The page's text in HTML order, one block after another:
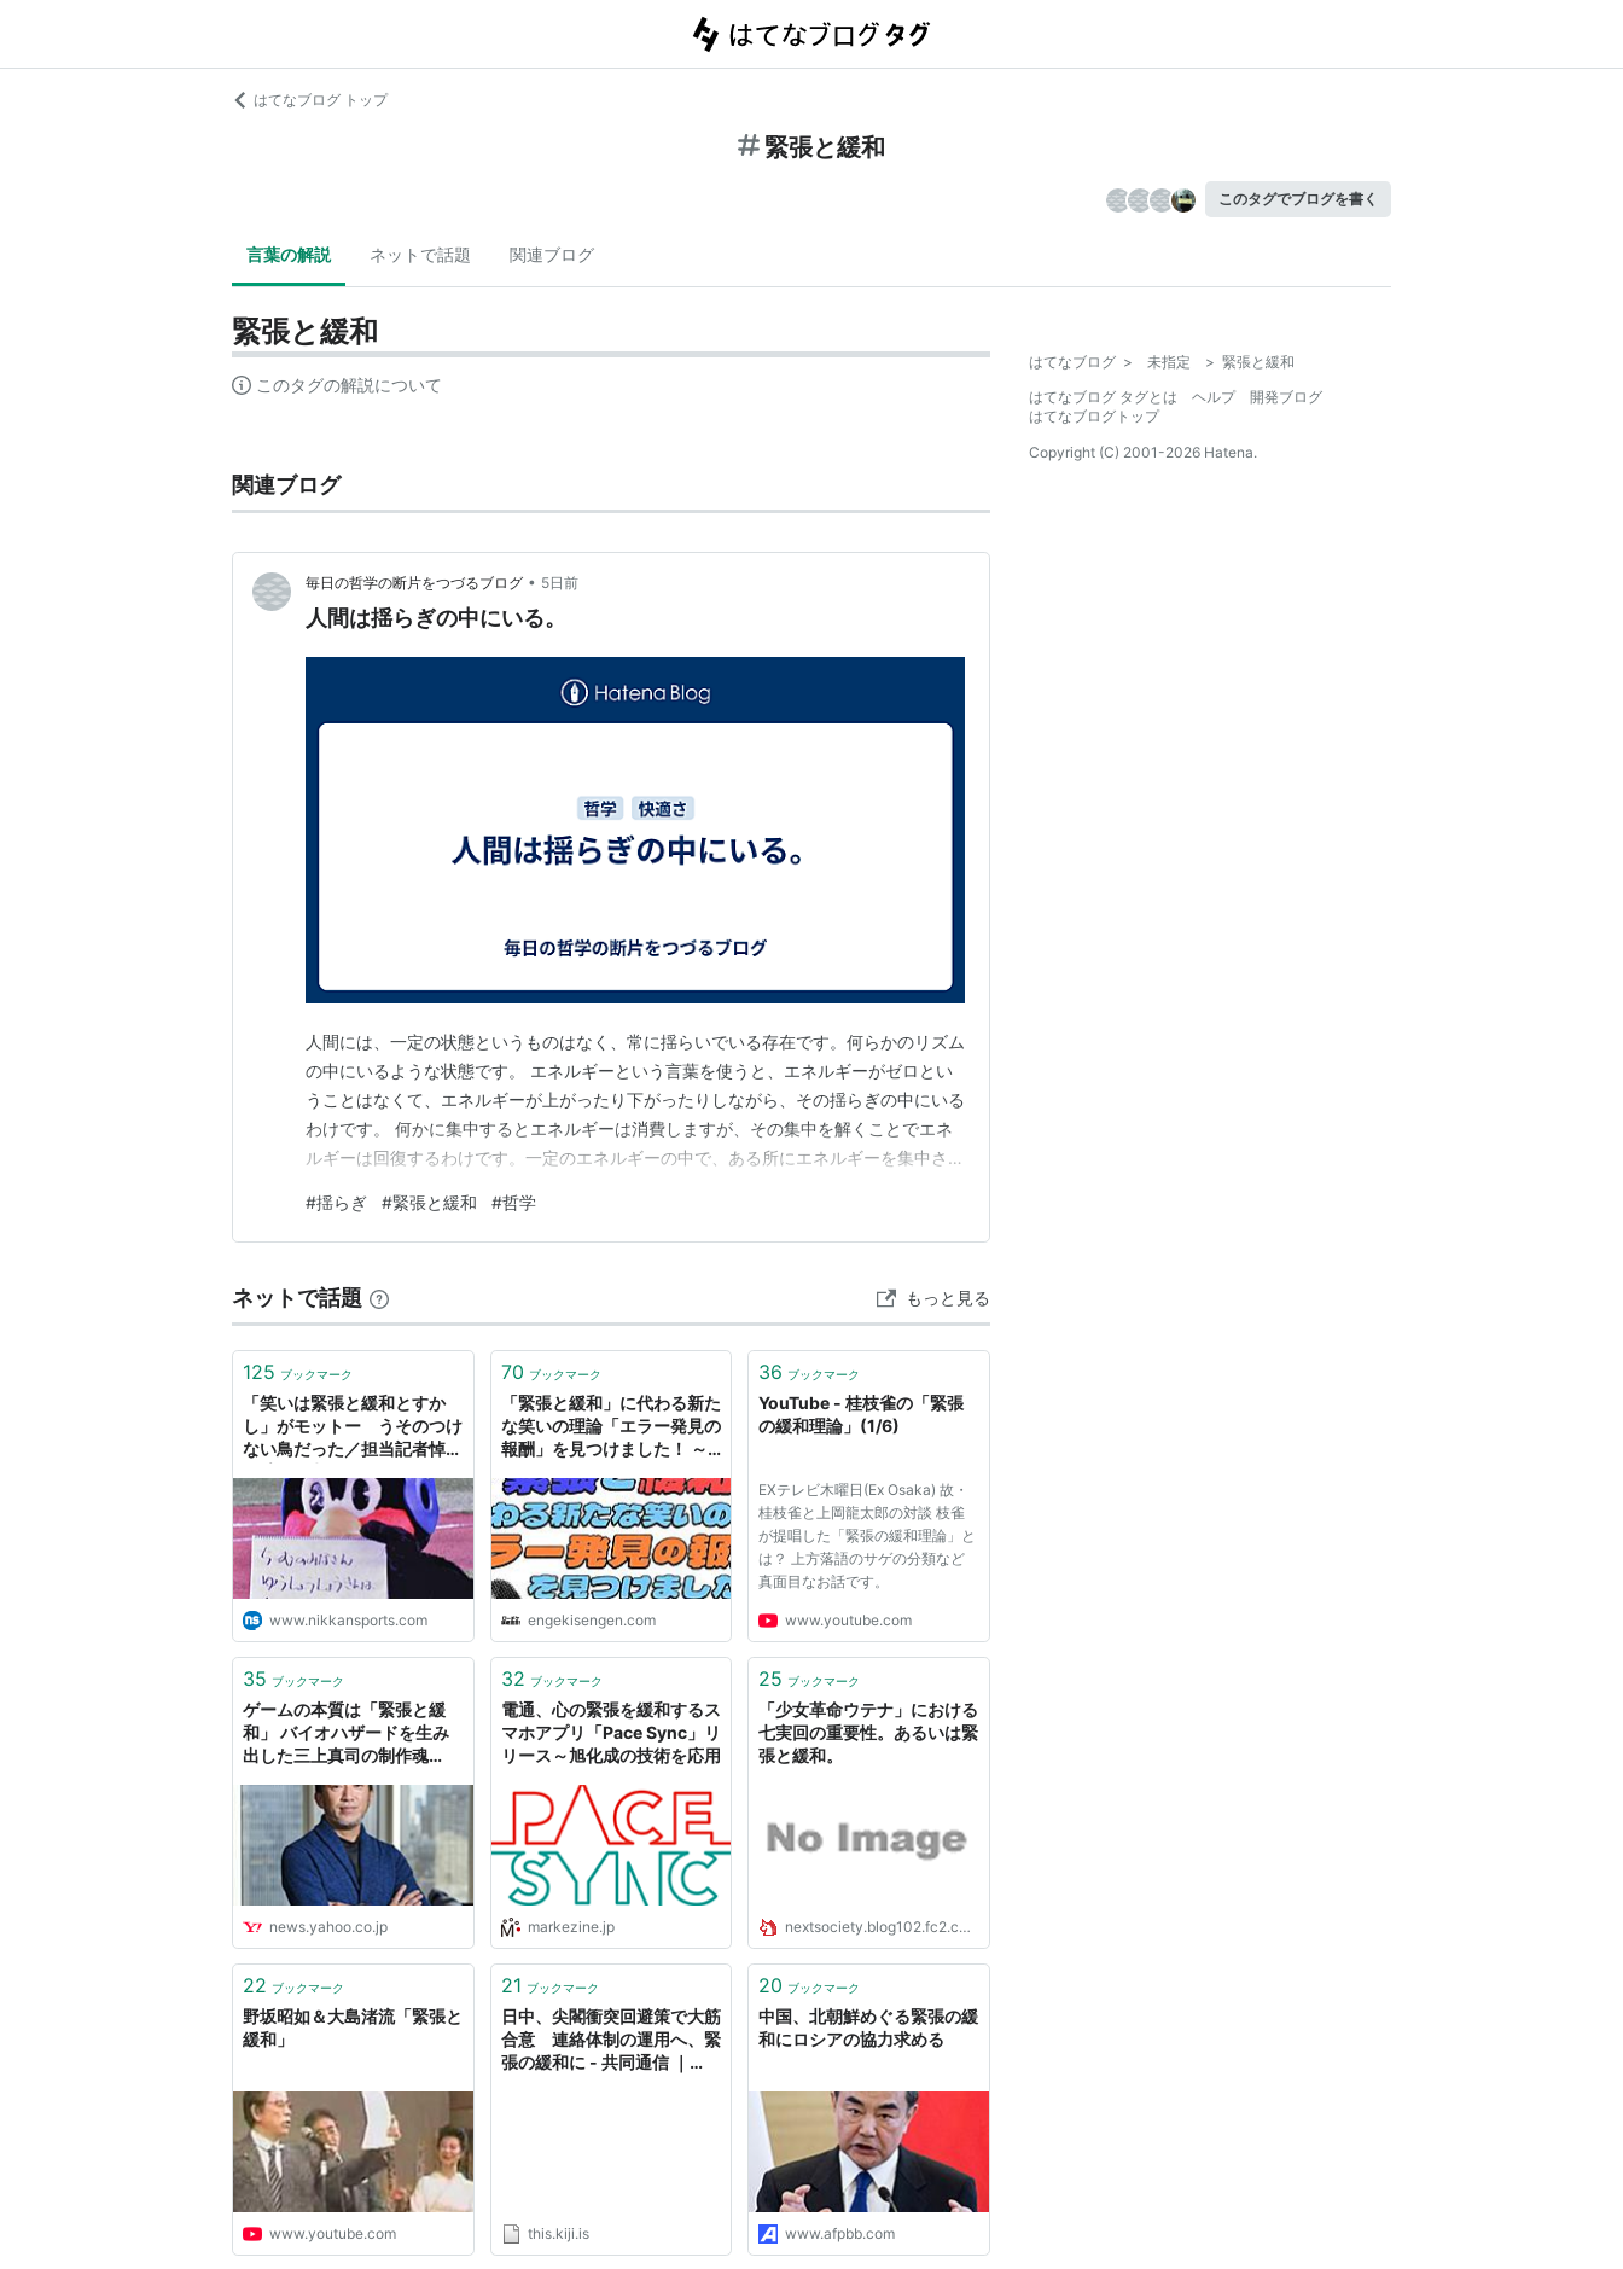
はてなブログ トップ
緊張と緩和
このタグでブログを書く
言葉の解説 ネットで話題 関連ブログ
緊張と緩和
このタグの解説について
関連ブログ
毎日の哲学の断片をつづるブログ • 5日前
人間は揺らぎの中にいる。
人間には、一定の状態というものはなく、常に揺らいでいる存在です。何らかのリズム
の中にいるような状態です。 エネルギーという言葉を使うと、エネルギーがゼロとい
うことはなくて、エネルギーが上がったり下がったりしながら、その揺らぎの中にいる
わけです。 何かに集中するとエネルギーは消費しますが、その集中を解くことでエネ
ルギーは回復するわけです。一定のエネルギーの中で、ある所にエネルギーを集中させ
にずっと活動している時間帯もあれば、活動を止める時間帯もあります。そのような揺
らぎの中で活動しないと身が持ちません。 筋肉は、緊張し…
#揺らぎ #緊張と緩和 #哲学
ネットで話題 もっと見る
125 ブックマーク
「笑いは緊張と緩和とすか
し」がモットー うそのつけ
ない鳥だった／担当記者悼む
www.nikkansports.com
70 ブックマーク
「緊張と緩和」に代わる新た
な笑いの理論「エラー発見の
報酬」を見つけました！ ～
く、いとうせいこう＆明日の
アー大北＆ダ・ヴィンチ・恐
山の各世代文系メガネ集う～
| ローチケ演劇宣言！
engekisengen.com
36 ブックマーク
YouTube - 桂枝雀の「緊張
の緩和理論」(1/6)
EXテレビ木曜日(Ex Osaka) 故・
桂枝雀と上岡龍太郎の対談 枝雀
が提唱した「緊張の緩和理論」と
は？ 上方落語のサゲの分類など
真面目なお話です。
www.youtube.com
35 ブックマーク
ゲームの本質は「緊張と緩
和」 バイオハザードを生み
出した三上真司の制作魂
news.yahoo.co.jp
32 ブックマーク
電通、心の緊張を緩和するス
マホアプリ「Pace Sync」リ
リース～旭化成の技術を応用
markezine.jp
25 ブックマーク
「少女革命ウテナ」における
七実回の重要性。あるいは緊
張と緩和。
nextsociety.blog102.fc2.com
22 ブックマーク
野坂昭如＆大島渚流「緊張と
緩和」
www.youtube.com
21 ブックマーク
日中、尖閣衝突回避策で大筋
合意 連絡体制の運用へ、緊
張の緩和に - 共同通信 ｜
this.kiji.is
20 ブックマーク
中国、北朝鮮めぐる緊張の緩
和にロシアの協力求める
www.afpbb.com
はてなブログ > 未指定 > 緊張と緩和
はてなブログ タグとは
ヘルプ
開発ブログ
はてなブログトップ
Copyright (C) 2001-2026 Hatena.